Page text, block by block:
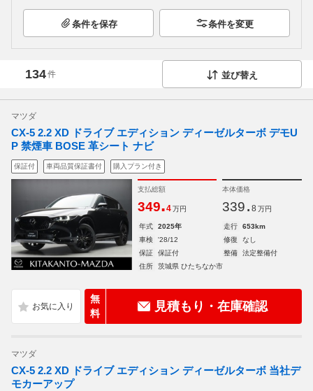
条件を保存 条件を変更
134件 並び替え
マツダ
CX-5 2.2 XD ドライブ エディション ディーゼルターボ デモU
P 禁煙車 BOSE 革シート ナビ
保証付 車両品質保証書付 購入プラン付き
支払総額
349.4 万円
本体価格
339. 8 万円
年式 2025年 走行
653km
車検
'28/12 修復
なし
保証
保証付 整備
法定整備付
住所
茨城県 ひたちなか市
無
料
見積もり・在庫確認
マツダ
CX-5 2.2 XD ドライブ エディション ディーゼルターボ 当社デ
モカーアップ